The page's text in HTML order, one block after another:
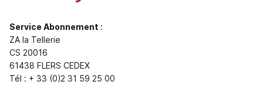
Service Abonnement :
ZA la Tellerie
CS 20016
61438 FLERS CEDEX
Tél : + 33 (0)2 31 59 25 00